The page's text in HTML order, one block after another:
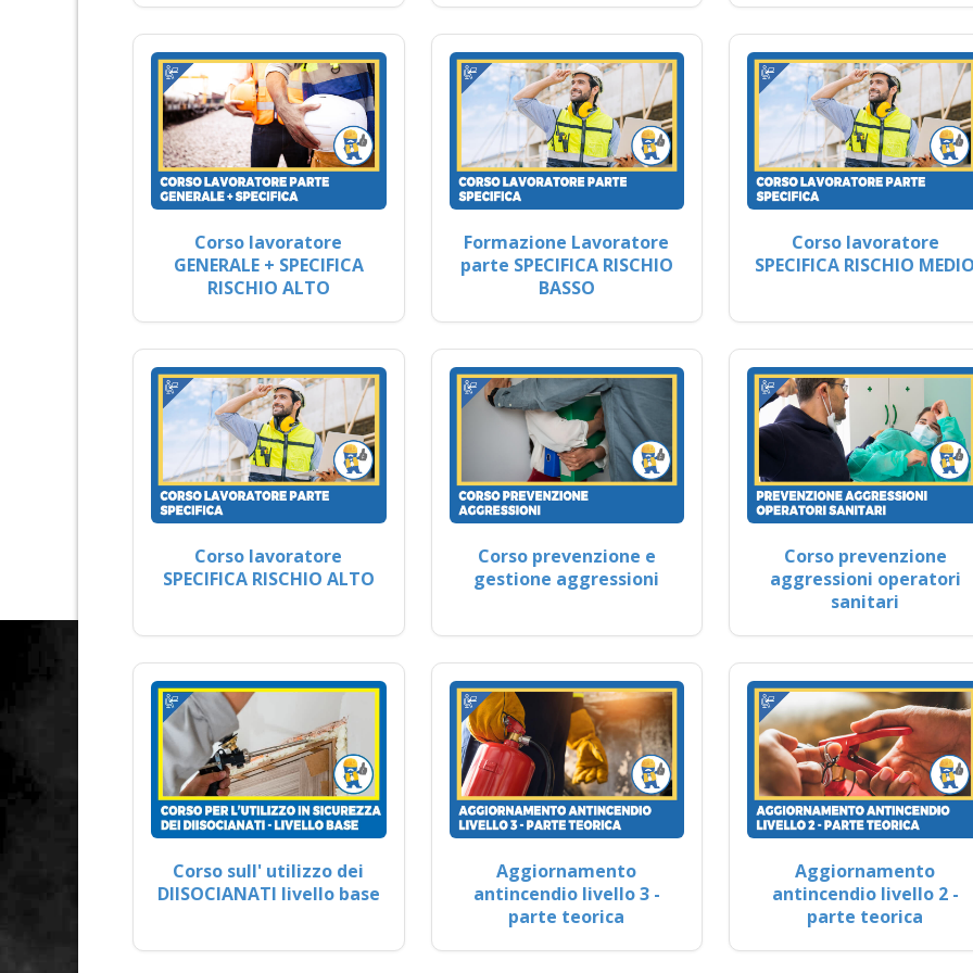
Corso lavoratore
GENERALE + SPECIFICA
RISCHIO ALTO
Formazione Lavoratore
parte SPECIFICA RISCHIO
BASSO
Corso lavoratore
SPECIFICA RISCHIO
Corso lavoratore
SPECIFICA RISCHIO ALTO
Corso prevenzione e
gestione aggressioni
Corso prevenzione
aggressioni operatori
sanitari
Corso sull' utilizzo dei
DIISOCIANATI livello base
Aggiornamento
antincendio livello 3 -
parte teorica
Aggiornamento
antincendio livello 2 -
parte teorica